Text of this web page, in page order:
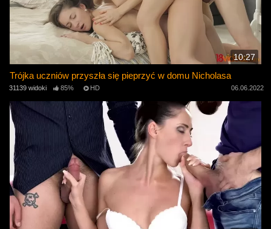
10:27
Trójka uczniów przyszła się pieprzyć w domu Nicholasa
31139 widoki 85% HD 06.06.2022